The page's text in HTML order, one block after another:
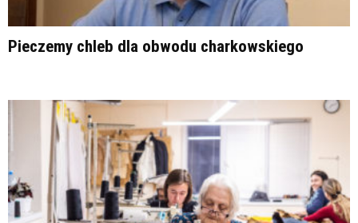
Pieczemy chleb dla obwodu charkowskiego